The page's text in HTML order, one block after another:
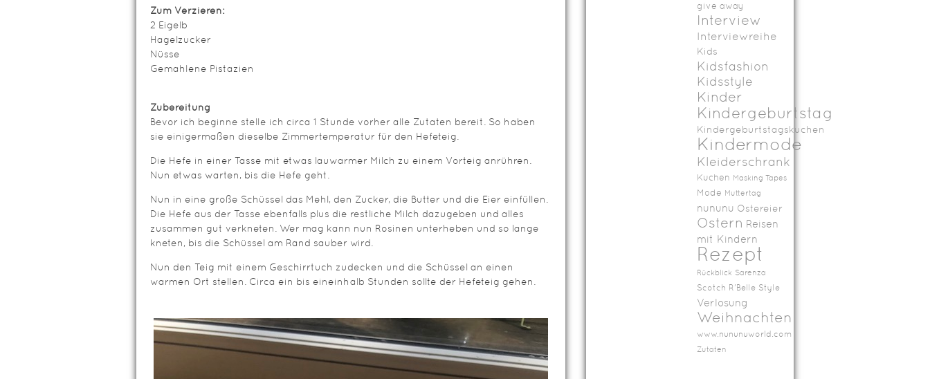
Zum Verzieren:
2 Eigelb
Hagelzucker
Nüsse
Gemahlene Pistazien
Zubereitung
Bevor ich beginne stelle ich circa 1 Stunde vorher alle Zutaten bereit. So haben
sie einigermaßen dieselbe Zimmertemperatur für den Hefeteig.
Die Hefe in einer Tasse mit etwas lauwarmer Milch zu einem Vorteig anrühren.
Nun etwas warten, bis die Hefe geht.
Nun in eine große Schüssel das Mehl, den Zucker, die Butter und die Eier einfüllen.
Die Hefe aus der Tasse ebenfalls plus die restliche Milch dazugeben und alles
zusammen gut verkneten. Wer mag kann nun Rosinen unterheben und so lange
kneten, bis die Schüssel am Rand sauber wird.
Nun den Teig mit einem Geschirrtuch zudecken und die Schüssel an einen
warmen Ort stellen. Circa ein bis eineinhalb Stunden sollte der Hefeteig gehen.
give away
Interview
Interviewreihe
Kids
Kidsfashion
Kidsstyle
Kinder
Kindergeburtstag
Kindergeburtstagskuchen
Kindermode
Kleiderschrank
Kuchen Masking Tapes
Mode Muttertag
nununu Ostereier
Ostern Reisen
mit Kindern
Rezept
Rückblick Sarenza
Scotch R'Belle Style
Verlosung
Weihnachten
www.nununuworld.com
Zutaten